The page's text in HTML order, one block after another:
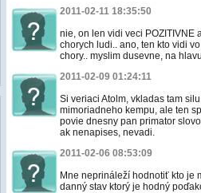
2011-02-11 18:35:50
nie, on len vidi veci POZITIVNE
chorych ludi.. ano, ten kto vidi
chory.. myslim dusevne, na
2011-02-09 01:24:11
Si veriaci Atolm, vkladas tam
mimoriadneho kempu, ale ten
povie dnesny pan primator
ak nenapises, nevadi.
2011-02-06 08:53:09
Mne neprináleží hodnotiť kto je
danný stav ktorý je hodný